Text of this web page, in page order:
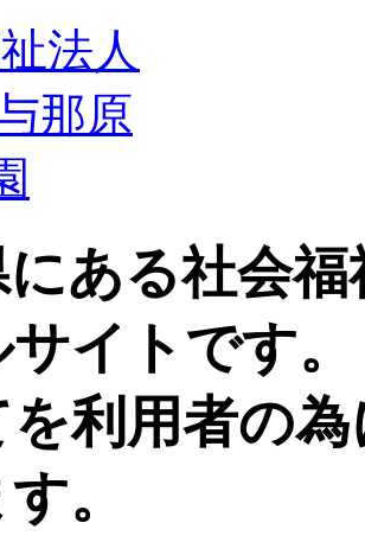
にある社会
イトです。
利用者の
。